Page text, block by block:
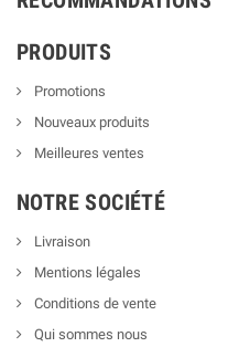
PRODUITS
Promotions
Nouveaux produits
Meilleures ventes
NOTRE SOCIÉTÉ
Livraison
Mentions légales
Conditions de vente
Qui sommes nous